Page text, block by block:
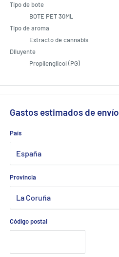
Tipo de bote
BOTE PET 30ML
Tipo de aroma
Extracto de cannabis
Diluyente
Propilenglicol (PG)
Gastos estimados de envío
País
Provincia
Código postal